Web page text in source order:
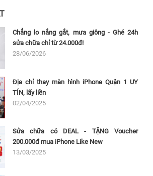
Chẳng lo nắng gắt, mưa giông - Ghé 24h
sửa chữa chỉ từ 24.000đ!
28/06/2026
Địa chỉ thay màn hình iPhone Quận 1 UY
TÍN, lấy liền
02/04/2025
Sửa chữa có DEAL - TẶNG Voucher
200.000đ mua iPhone Like New
13/03/2025